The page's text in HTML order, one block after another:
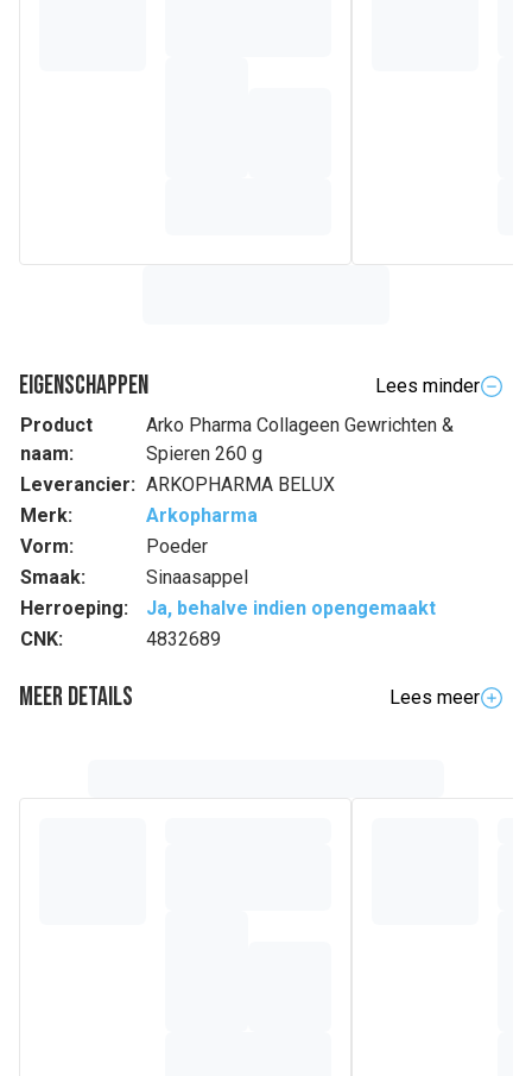
Eigenschappen
Lees minder
Product
naam:
Arko Pharma Collageen Gewrichten &
Spieren 260 g
Leverancier: ARKOPHARMA BELUX
Merk:
Arkopharma
Vorm:
Poeder
Smaak:
Sinaasappel
Herroeping:
Ja, behalve indien opengemaakt
CNK:
4832689
Meer details
Lees meer
Natriumchondroïtinesulfaat - Zuurstof: citroenzuur -